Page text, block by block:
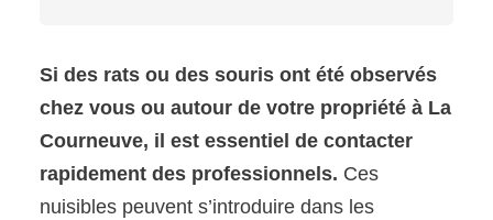
Si des rats ou des souris ont été observés
chez vous ou autour de votre propriété à La
Courneuve, il est essentiel de contacter
rapidement des professionnels. Ces
nuisibles peuvent s’introduire dans les